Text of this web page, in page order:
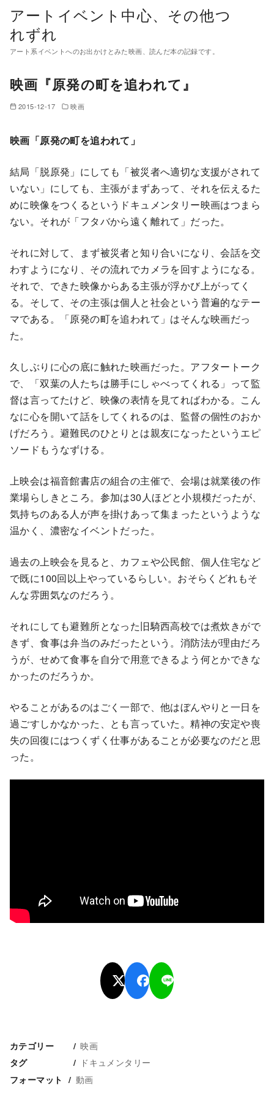
アートイベント中心、その他つ
れずれ
アート系イベントへのお出かけとみた映画、読んだ本の記録です。
映画『原発の町を追われて』
2015-12-17 映画
映画「原発の町を追われて」
結局「脱原発」にしても「被災者へ適切な支援がされて
いない」にしても、主張がまずあって、それを伝えるた
めに映像をつくるというドキュメンタリー映画はつまら
ない。それが「フタバから遠く離れて」だった。
それに対して、まず被災者と知り合いになり、会話を交
わすようになり、その流れでカメラを回すようになる。
それで、できた映像からある主張が浮かび上がってく
る。そして、その主張は個人と社会という普遍的なテー
マである。「原発の町を追われて」はそんな映画だっ
た。
久しぶりに心の底に触れた映画だった。アフタートーク
で、「双葉の人たちは勝手にしゃべってくれる」って監
督は言ってたけど、映像の表情を見てればわかる。こん
なに心を開いて話をしてくれるのは、監督の個性のおか
げだろう。避難民のひとりとは親友になったというエピ
ソードもうなずける。
上映会は福音館書店の組合の主催で、会場は就業後の作
業場らしきところ。参加は30人ほどと小規模だったが、
気持ちのある人が声を掛けあって集まったというような
温かく、濃密なイベントだった。
過去の上映会を見ると、カフェや公民館、個人住宅など
で既に100回以上やっているらしい。おそらくどれもそ
んな雰囲気なのだろう。
それにしても避難所となった旧騎西高校では煮炊きがで
きず、食事は弁当のみだったという。消防法が理由だろ
うが、せめて食事を自分で用意できるよう何とかできな
かったのだろうか。
やることがあるのはごく一部で、他はぼんやりと一日を
過ごすしかなかった、とも言っていた。精神の安定や喪
失の回復にはつくずく仕事があることが必要なのだと思
った。
カテゴリー 映画
タグ ドキュメンタリー
フォーマット 動画